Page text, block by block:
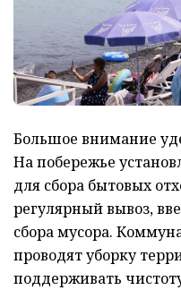
Большое внимание
На побережье
для сбора бытовых
регулярный вывоз,
сбора мусора.
проводят уборку
поддерживать